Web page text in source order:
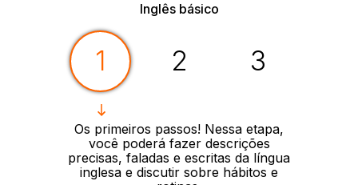
Inglês básico
1 2 3
Os primeiros passos! Nessa etapa,
você poderá fazer descrições
precisas, faladas e escritas da língua
inglesa e discutir sobre hábitos e